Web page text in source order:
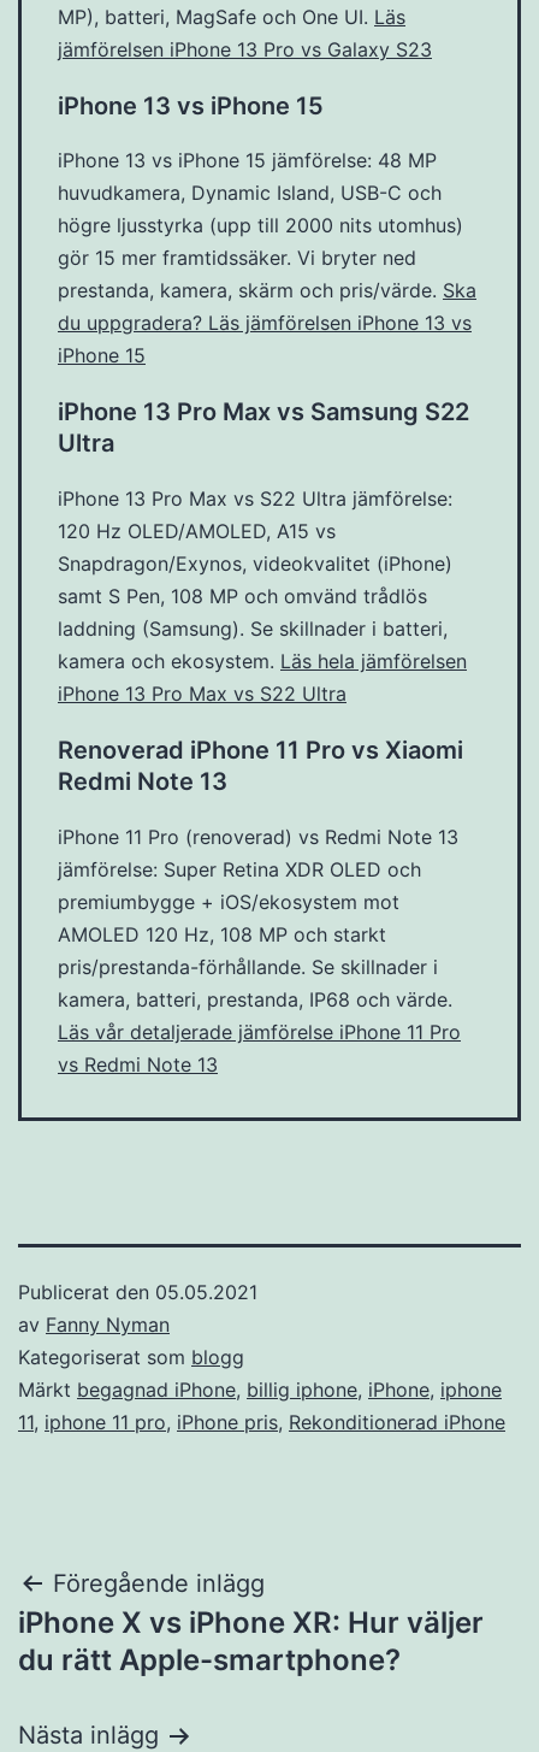
MP), batteri, MagSafe och One UI. Läs
jämförelsen iPhone 13 Pro vs Galaxy S23
iPhone 13 vs iPhone 15
iPhone 13 vs iPhone 15 jämförelse: 48 MP
huvudkamera, Dynamic Island, USB-C och
högre ljusstyrka (upp till 2000 nits utomhus)
gör 15 mer framtidssäker. Vi bryter ned
prestanda, kamera, skärm och pris/värde. Ska
du uppgradera? Läs jämförelsen iPhone 13 vs
iPhone 15
iPhone 13 Pro Max vs Samsung S22
Ultra
iPhone 13 Pro Max vs S22 Ultra jämförelse:
120 Hz OLED/AMOLED, A15 vs
Snapdragon/Exynos, videokvalitet (iPhone)
samt S Pen, 108 MP och omvänd trådlös
laddning (Samsung). Se skillnader i batteri,
kamera och ekosystem. Läs hela jämförelsen
iPhone 13 Pro Max vs S22 Ultra
Renoverad iPhone 11 Pro vs Xiaomi
Redmi Note 13
iPhone 11 Pro (renoverad) vs Redmi Note 13
jämförelse: Super Retina XDR OLED och
premiumbygge + iOS/ekosystem mot
AMOLED 120 Hz, 108 MP och starkt
pris/prestanda-förhållande. Se skillnader i
kamera, batteri, prestanda, IP68 och värde.
Läs vår detaljerade jämförelse iPhone 11 Pro
vs Redmi Note 13
Publicerat den 05.05.2021
av Fanny Nyman
Kategoriserat som blogg
Märkt begagnad iPhone, billig iphone, iPhone, iphone
11, iphone 11 pro, iPhone pris, Rekonditionerad iPhone
Inläggsnavigering
Föregående inlägg
iPhone X vs iPhone XR: Hur väljer
du rätt Apple-smartphone?
Nästa inlägg